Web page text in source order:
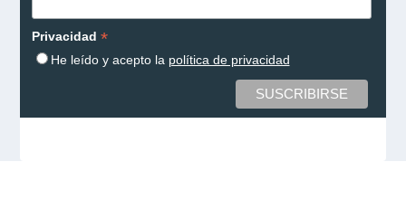
Privacidad *
He leído y acepto la política de privacidad